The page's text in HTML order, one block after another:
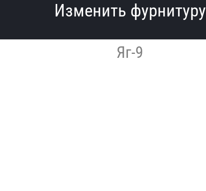
Изменить фурнитуру
Яг-9